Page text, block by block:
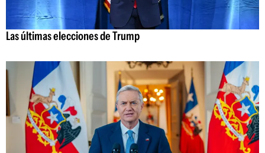
Las últimas elecciones de Trump